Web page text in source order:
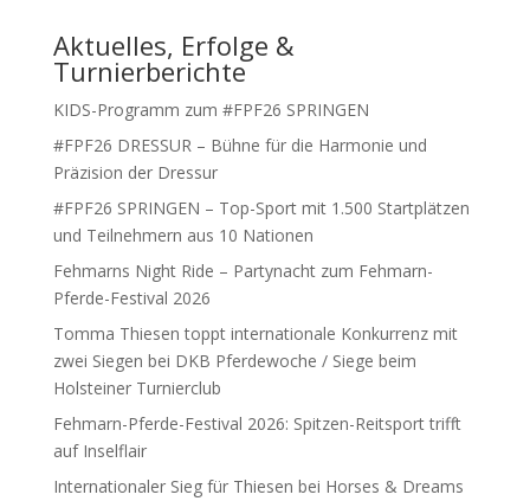
Aktuelles, Erfolge &
Turnierberichte
KIDS-Programm zum #FPF26 SPRINGEN
#FPF26 DRESSUR – Bühne für die Harmonie und
Präzision der Dressur
#FPF26 SPRINGEN – Top-Sport mit 1.500 Startplätzen
und Teilnehmern aus 10 Nationen
Fehmarns Night Ride – Partynacht zum Fehmarn-
Pferde-Festival 2026
Tomma Thiesen toppt internationale Konkurrenz mit
zwei Siegen bei DKB Pferdewoche / Siege beim
Holsteiner Turnierclub
Fehmarn-Pferde-Festival 2026: Spitzen-Reitsport trifft
auf Inselflair
Internationaler Sieg für Thiesen bei Horses & Dreams